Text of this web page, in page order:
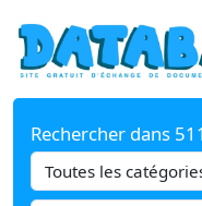
Rechercher dans